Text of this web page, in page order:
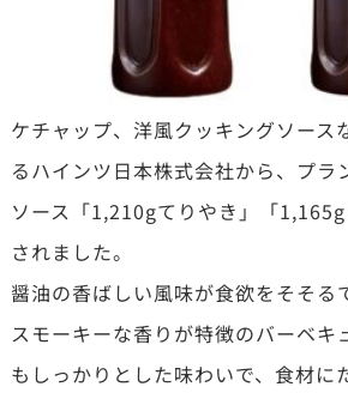
ケチャップ、洋風クッキングソース
るハインツ日本株式会社から、プラ
ソース「1,210gてりやき」「
されました。
醤油の香ばしい風味が食欲をそそる
スモーキーな香りが特徴のバーベキ
もしっかりとした味わいで、食材に